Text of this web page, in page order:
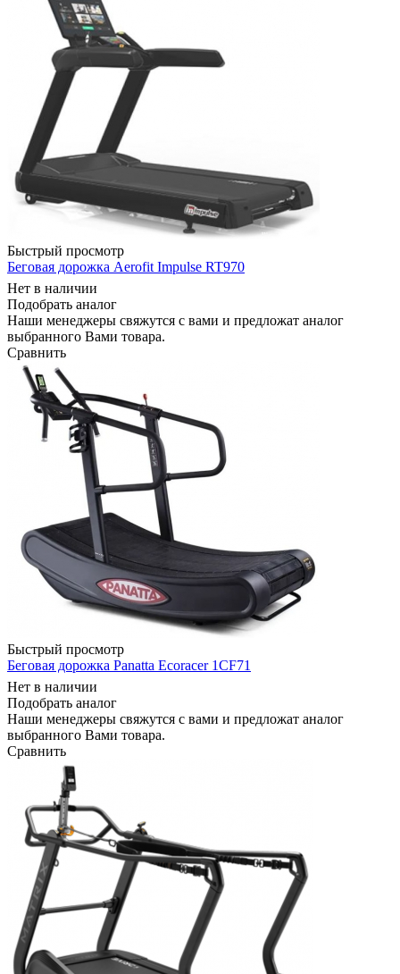
Быстрый просмотр
Беговая дорожка Aerofit Impulse RT970
Нет в наличии
Подобрать аналог
Наши менеджеры свяжутся с вами и предложат аналог
выбранного Вами товара.
Сравнить
Быстрый просмотр
Беговая дорожка Panatta Ecoracer 1CF71
Нет в наличии
Подобрать аналог
Наши менеджеры свяжутся с вами и предложат аналог
выбранного Вами товара.
Сравнить